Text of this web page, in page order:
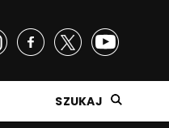
SZUKAJ